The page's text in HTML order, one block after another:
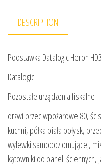
DESCRIPTION
Podstawka Datalogic Heron
Datalogic
Pozostałe urządzenia fiskalne
drzwi przeciwpożarowe 80,
kuchni, półka biała połysk,
wylewki samopoziomującej,
kątowniki do paneli ściennych,